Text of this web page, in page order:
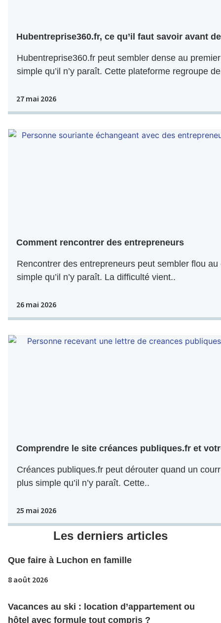
Hubentreprise360.fr, ce qu’il faut savoir avant
Hubentreprise360.fr peut sembler dense au
simple qu’il n’y paraît. Cette plateforme regroupe
27 mai 2026
Comment rencontrer des entrepreneurs
Rencontrer des entrepreneurs peut sembler flou
simple qu’il n’y paraît. La difficulté vient..
26 mai 2026
Comprendre le site créances publiques.fr et
Créances publiques.fr peut dérouter quand un
plus simple qu’il n’y paraît. Cette..
25 mai 2026
Les derniers articles
Que faire à Luchon en famille
8 août 2026
Vacances au ski : location d’appartement ou
hôtel avec formule tout compris ?